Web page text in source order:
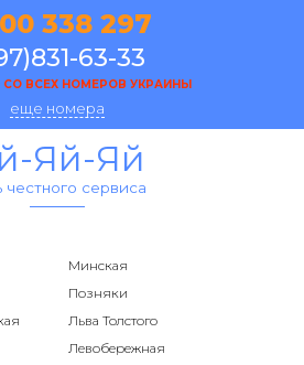
338 297
63-33
СО ВСЕХ НОМЕРОВ УКРАИНЫ
еще номера
Яй-Яй
честного сервиса
Минская
Позняки
Льва Толстого
Левобережная